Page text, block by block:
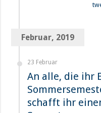
Februar, 2019
23 Februar
An alle, die ihr
schafft ihr